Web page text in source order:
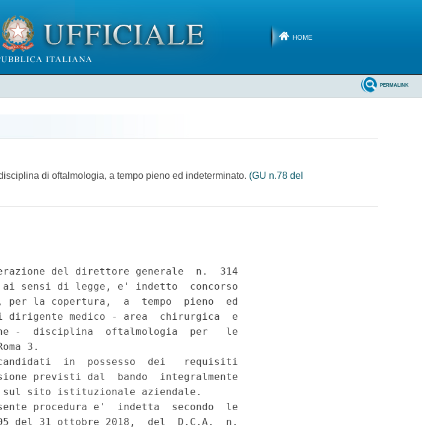
HOME
PERMALINK
di oftalmologia, a tempo pieno ed indeterminato. (GU n.78 del